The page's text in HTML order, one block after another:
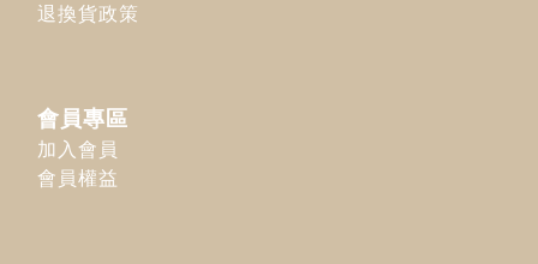
退換貨政策
會員專區
加入會員
會員權益